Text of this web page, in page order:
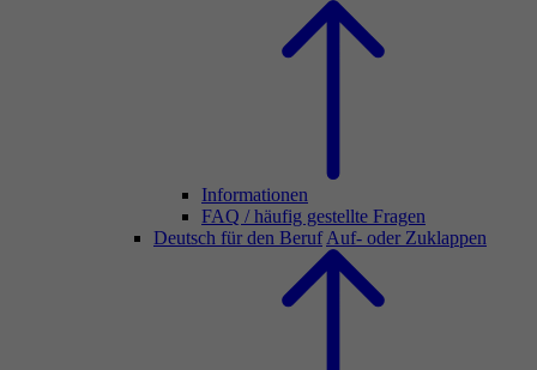
Informationen
FAQ / häufig gestellte Fragen
Deutsch für den Beruf Auf- oder Zuklappen